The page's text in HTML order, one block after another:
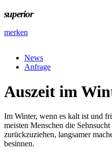
superior
merken
News
Anfrage
Auszeit im
Im Winter, wenn es kalt ist und
meisten Menschen die
zurückzuziehen, langsamer
besinnen.